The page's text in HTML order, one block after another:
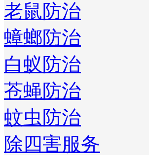
老鼠防治
蟑螂防治
白蚁防治
苍蝇防治
蚊虫防治
除四害服务